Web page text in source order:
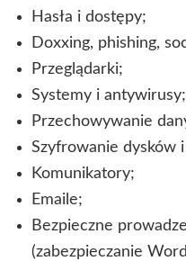
Hasła i dostępy;
Doxxing, phishing,
Przeglądarki;
Systemy i antywirusy;
Przechowywanie
Szyfrowanie dysków
Komunikatory;
Emaile;
Bezpieczne
(zabezpieczanie